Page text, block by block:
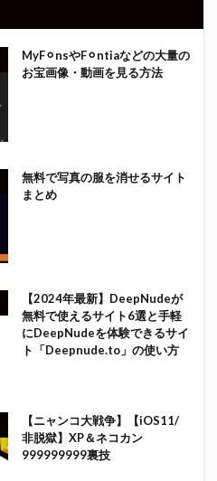
MyF⚪︎nsやF⚪︎ntiaなどの大量の
お宝画像・動画を見る方法
無料で写真の服を消せるサイト
まとめ
【2024年最新】DeepNudeが
無料で使えるサイト6選と手軽
にDeepNudeを体験できるサイ
ト「Deepnude.to」の使い方
【ニャンコ大戦争】【iOS11/
非脱獄】XP＆ネコカン
999999999裏技